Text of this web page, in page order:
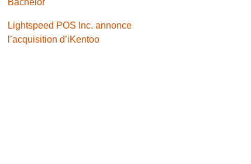
Lightspeed POS Inc. annonce
l’acquisition d’iKentoo